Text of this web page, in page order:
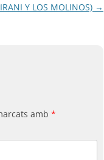
Y LOS MOLINOS) →
amb *